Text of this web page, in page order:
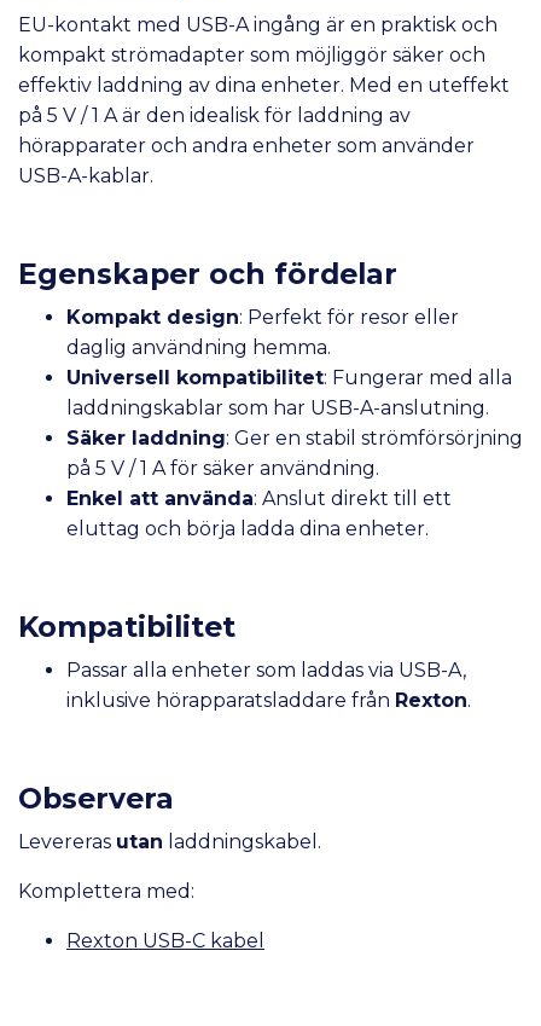
EU-kontakt med USB-A ingång är en praktisk och
kompakt strömadapter som möjliggör säker och
effektiv laddning av dina enheter. Med en uteffekt
på 5 V / 1 A är den idealisk för laddning av
hörapparater och andra enheter som använder
USB-A-kablar.
Egenskaper och fördelar
Kompakt design: Perfekt för resor eller
daglig användning hemma.
Universell kompatibilitet: Fungerar med alla
laddningskablar som har USB-A-anslutning.
Säker laddning: Ger en stabil strömförsörjning
på 5 V / 1 A för säker användning.
Enkel att använda: Anslut direkt till ett
eluttag och börja ladda dina enheter.
Kompatibilitet
Passar alla enheter som laddas via USB-A,
inklusive hörapparatsladdare från Rexton.
Observera
Levereras utan laddningskabel.
Komplettera med:
Rexton USB-C kabel